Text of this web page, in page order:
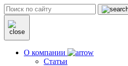
О компании
Статьи